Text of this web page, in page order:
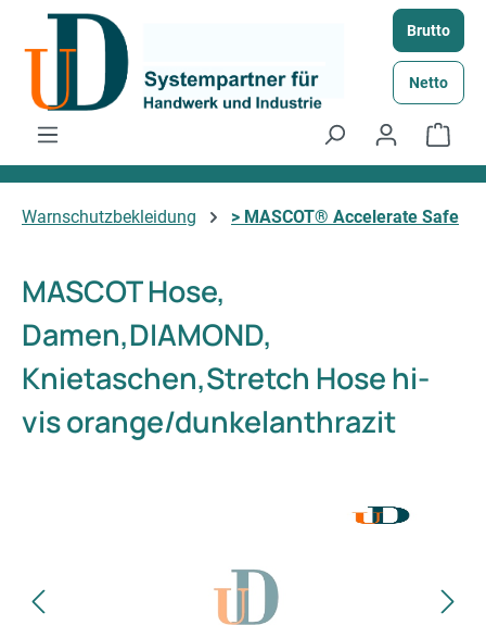
Zum Hauptinhalt springen Brutto
Netto
Warnschutzbekleidung > MASCOT® Accelerate Safe
MASCOT Hose,
Damen,DIAMOND,
Knietaschen,Stretch Hose hi-
vis orange/dunkelanthrazit